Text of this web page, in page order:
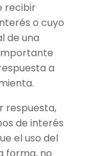
recibir
o cuyo
de una
a
respuesta,
de interés
el uso del